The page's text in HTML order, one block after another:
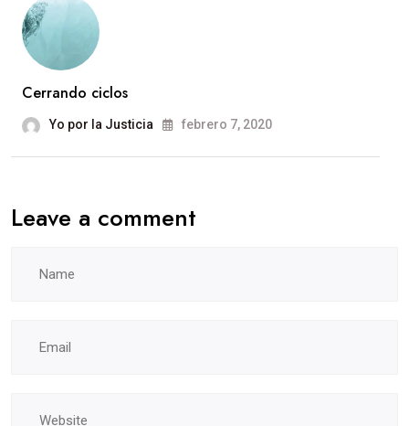
Cerrando ciclos
Yo por la Justicia febrero 7, 2020
Leave a comment